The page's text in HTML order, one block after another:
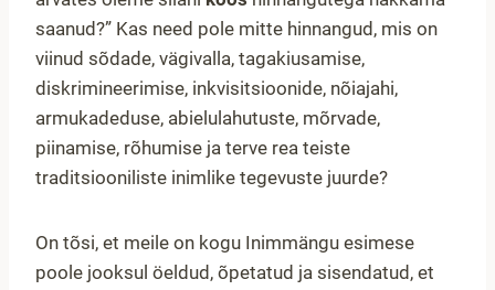
saanud?” Kas need pole mitte hinnangud, mis on
viinud sõdade, vägivalla, tagakiusamise,
diskrimineerimise, inkvisitsioonide, nõiajahi,
armukadeduse, abielulahutuste, mõrvade,
piinamise, rõhumise ja terve rea teiste
traditsiooniliste inimlike tegevuste juurde?
On tõsi, et meile on kogu Inimmängu esimese
poole jooksul öeldud, õpetatud ja sisendatud, et